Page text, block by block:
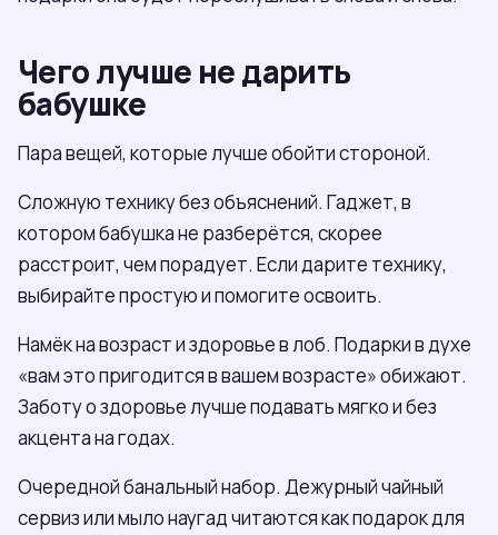
Чего лучше не дарить
бабушке
Пара вещей, которые лучше обойти стороной.
Сложную технику без объяснений. Гаджет, в
котором бабушка не разберётся, скорее
расстроит, чем порадует. Если дарите технику,
выбирайте простую и помогите освоить.
Намёк на возраст и здоровье в лоб. Подарки в духе
«вам это пригодится в вашем возрасте» обижают.
Заботу о здоровье лучше подавать мягко и без
акцента на годах.
Очередной банальный набор. Дежурный чайный
сервиз или мыло наугад читаются как подарок для